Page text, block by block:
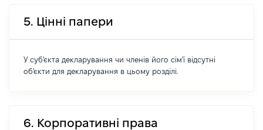
5. Цінні папери
У суб'єкта декларування чи членів його сім'ї відсутні
об'єкти для декларування в цьому розділі.
6. Корпоративні права